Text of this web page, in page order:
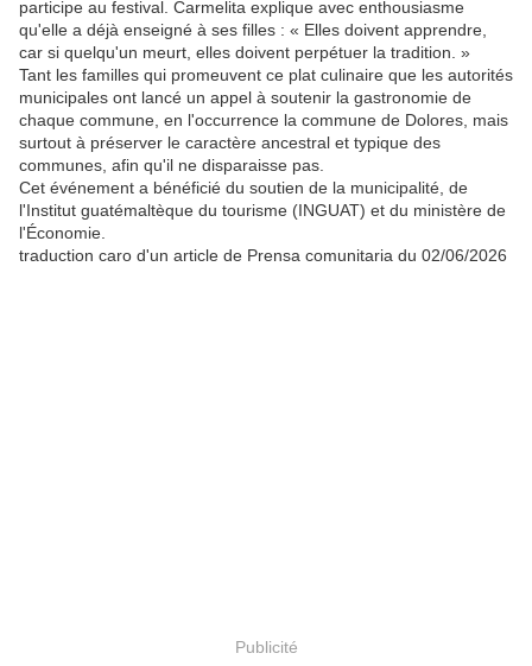
participe au festival. Carmelita explique avec enthousiasme
qu'elle a déjà enseigné à ses filles : « Elles doivent apprendre,
car si quelqu'un meurt, elles doivent perpétuer la tradition. »
Tant les familles qui promeuvent ce plat culinaire que les autorités
municipales ont lancé un appel à soutenir la gastronomie de
chaque commune, en l'occurrence la commune de Dolores, mais
surtout à préserver le caractère ancestral et typique des
communes, afin qu'il ne disparaisse pas.
Cet événement a bénéficié du soutien de la municipalité, de
l'Institut guatémaltèque du tourisme (INGUAT) et du ministère de
l'Économie.
traduction caro d'un article de Prensa comunitaria du 02/06/2026
Publicité